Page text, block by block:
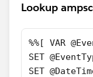
Lookup
%%[ VAR
SET
SET